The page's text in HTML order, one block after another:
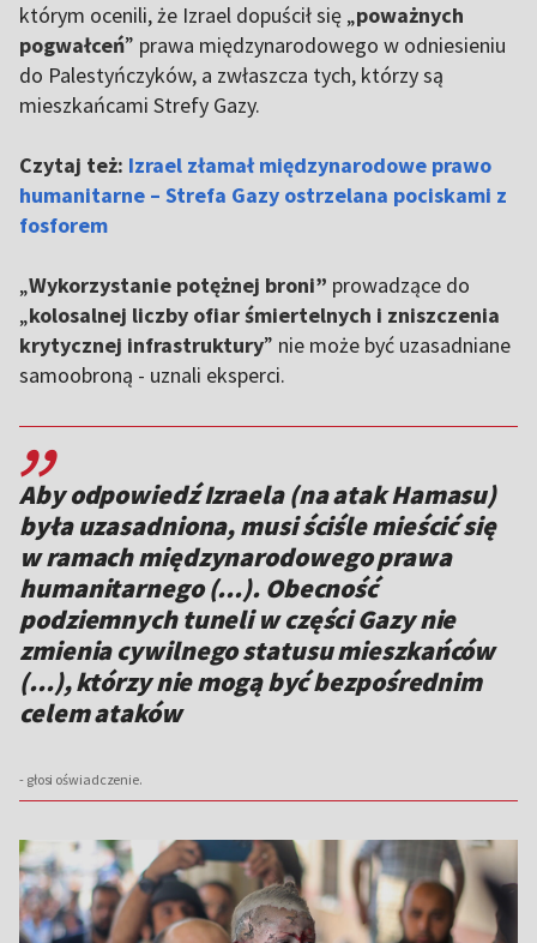
którym ocenili, że Izrael dopuścił się „poważnych
pogwałceń” prawa międzynarodowego w odniesieniu
do Palestyńczyków, a zwłaszcza tych, którzy są
mieszkańcami Strefy Gazy.
Czytaj też: Izrael złamał międzynarodowe prawo
humanitarne – Strefa Gazy ostrzelana pociskami z
fosforem
„Wykorzystanie potężnej broni” prowadzące do
„kolosalnej liczby ofiar śmiertelnych i zniszczenia
krytycznej infrastruktury” nie może być uzasadniane
samoobroną - uznali eksperci.
,,
Aby odpowiedź Izraela (na atak Hamasu)
była uzasadniona, musi ściśle mieścić się
w ramach międzynarodowego prawa
humanitarnego (...). Obecność
podziemnych tuneli w części Gazy nie
zmienia cywilnego statusu mieszkańców
(...), którzy nie mogą być bezpośrednim
celem ataków
- głosi oświadczenie.